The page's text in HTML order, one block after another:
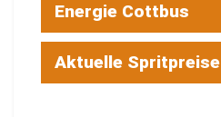
Energie Cottbus
Aktuelle Spritpreise